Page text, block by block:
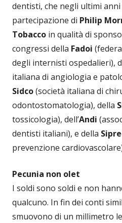
dentisti, che negli ultimi
partecipazione di Philip
Tobacco in qualità di
congressi della Fadoi
degli internisti ospedalieri),
italiana di angiologia e
Sidco(società italiana di
odontostomatologia), della
tossicologia), dell’Andi
dentisti italiani), e della
prevenzione
Pecunia non olet
I soldi sono soldi e non
qualcuno. In fin dei conti
smuovono di un millimetro